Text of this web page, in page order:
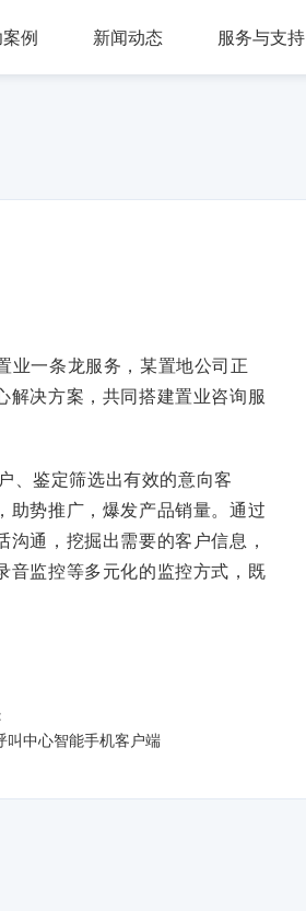
例 新闻动态 服务与支持
业一条龙服务，某置地公司正
决方案，共同搭建置业咨询服
、鉴定筛选出有效的意向客
助势推广，爆发产品销量。通过
通，挖掘出需要的客户信息，
音监控等多元化的监控方式，既
叫中心智能手机客户端